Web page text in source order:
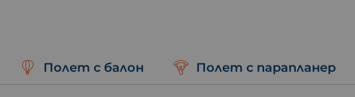
Полет с балон Полет с парапланер